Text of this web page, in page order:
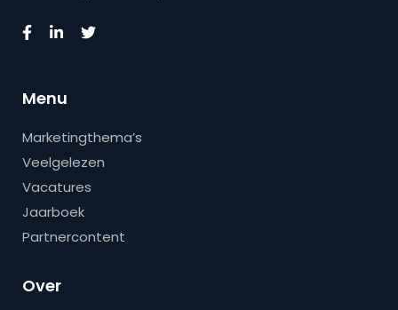
Menu
Marketingthema’s
Veelgelezen
Vacatures
Jaarboek
Partnercontent
Over